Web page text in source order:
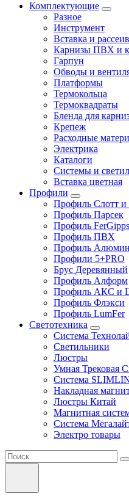
Комплектующие
Разное
Инструмент
Вставка и
Карнизы ПВХ и
Гарпун
Обводы и
Платформы
Термокольца
Термоквадраты
Бленда для
Крепеж
Расходные
Электрика
Каталоги
Системы и
Вставка цветная
Профили
Профиль Слотт и
Профиль Парсек
Профиль FerGipps
Профиль ПВХ
Профиль
Профили 5+PRO
Брус Деревянный
Профиль Алформ
Профиль АКС
Профиль Флэкси
Профиль LumFer
Светотехника
Система
Светильники
Люстры
Умная Трековая
Система
Накладная
Люстры Китай
Магнитная
Система
Электро товары